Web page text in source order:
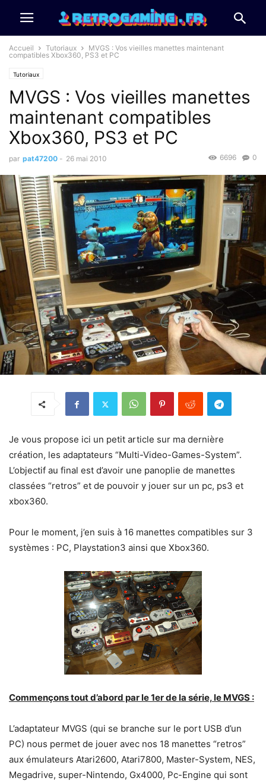
Accueil Tutoriaux
MVGS : Vos vieilles manettes maintenant
compatibles Xbox360, PS3 et PC
Tutoriaux
MVGS : Vos vieilles manettes
maintenant compatibles
Xbox360, PS3 et PC
par pat47200 - 26 mai 2010 0
6696
Je vous propose ici un petit article sur ma dernière
création, les adaptateurs “Multi-Video-Games-System”.
L’objectif au final est d’avoir une panoplie de manettes
classées “retros” et de pouvoir y jouer sur un pc, ps3 et
xbox360.
Pour le moment, j’en suis à 16 manettes compatibles sur 3
systèmes : PC, Playstation3 ainsi que Xbox360.
Commençons tout d’abord par le 1er de la série, le MVGS :
L’adaptateur MVGS (qui se branche sur le port USB d’un
PC) nous permet de jouer avec nos 18 manettes “retros”
aux émulateurs Atari2600, Atari7800, Master-System, NES,
Megadrive, super-Nintendo, Gx4000, Pc-Engine qui sont